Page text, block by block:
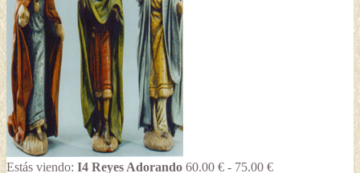
Estás viendo: I4 Reyes Adorando 60.00 € - 75.00 €Rango